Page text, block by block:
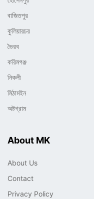
বাজিতপুর
কুলিয়ারচর
ভৈরব
করিমগঞ্জ
নিকলী
মিঠামইন
অষ্টগ্রাম
About MK
About Us
Contact
Privacy Policy